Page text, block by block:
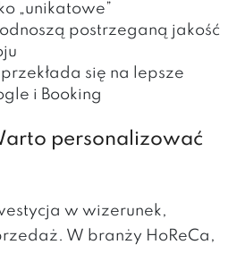
„unikatowe”
postrzeganą jakość
się na lepsze
i Booking
personalizować
w wizerunek,
W branży HoReCa,